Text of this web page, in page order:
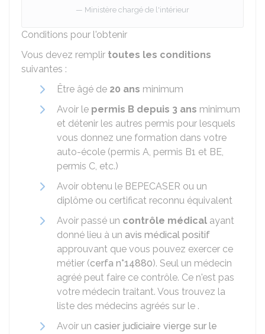
Ministère chargé de l'intérieur
Conditions pour l'obtenir
Vous devez remplir toutes les conditions
suivantes :
Être âgé de 20 ans minimum
Avoir le permis B depuis 3 ans minimum
et détenir les autres permis pour lesquels
vous donnez une formation dans votre
auto-école (permis A, permis B1 et BE,
permis C, etc.)
Avoir obtenu le BEPECASER ou un
diplôme ou certificat reconnu équivalent
Avoir passé un contrôle médical ayant
donné lieu à un avis médical positif
approuvant que vous pouvez exercer ce
métier (cerfa n°14880). Seul un médecin
agréé peut faire ce contrôle. Ce n'est pas
votre médecin traitant. Vous trouvez la
liste des médecins agréés sur le .
Avoir un casier judiciaire vierge sur le